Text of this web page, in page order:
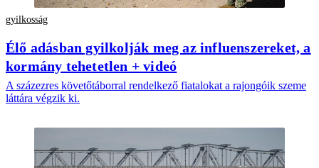
gyilkosság
Élő adásban gyilkolják meg az influenszereket, a
kormány tehetetlen + videó
A százezres követőtáborral rendelkező fiatalokat a rajongóik szeme
láttára végzik ki.